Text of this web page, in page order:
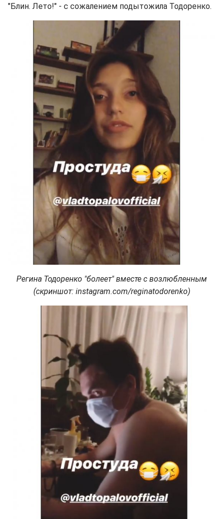
"Блин. Лето!" - с сожалением подытожила Тодоренко.
Регина Тодоренко "болеет" вместе с возлюбленным
(скриншот: instagram.com/reginatodorenko)